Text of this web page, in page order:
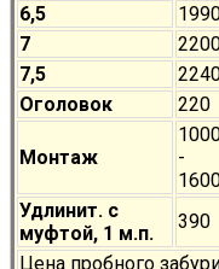
6,5
7
7,5
Оголовок
220
Монтаж
-
Удлинит. с
муфтой, 1 м.п.
390
Цена пробного